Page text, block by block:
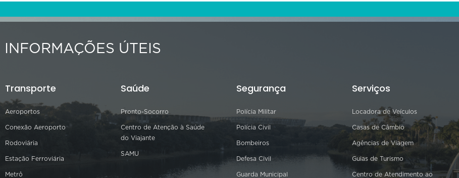
INFORMAÇÕES ÚTEIS
Transporte
Aeroportos
Conexão Aeroporto
Rodoviária
Estação Ferroviária
Metrô
Saúde
Pronto-Socorro
Centro de Atenção à Saúde
do Viajante
SAMU
Segurança
Polícia Militar
Polícia Civil
Bombeiros
Defesa Civil
Guarda Municipal
Serviços
Locadora de Veículos
Casas de Câmbio
Agências de Viagem
Guias de Turismo
Centro de Atendimento ao